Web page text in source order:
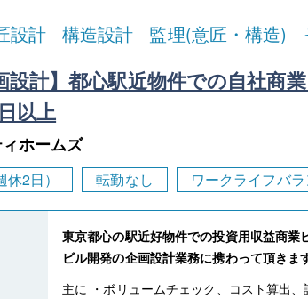
設計 構造設計 監理(意匠・構造)
設計】都心駅近物件での自社商
以上
ホームズ
2日） 転勤なし ワークライフバラ
東京都心の駅近好物件での投資用収益商業
ビル開発の企画設計業務に携わって頂きます
主に ・ボリュームチェック、コスト算出